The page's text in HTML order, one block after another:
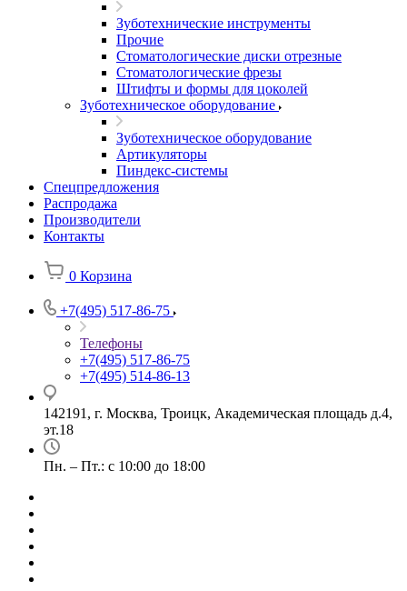
Зуботехнические инструменты
Прочие
Стоматологические диски отрезные
Стоматологические фрезы
Штифты и формы для цоколей
Зуботехническое оборудование
Зуботехническое оборудование
Артикуляторы
Пиндекс-системы
Спецпредложения
Распродажа
Производители
Контакты
0 Корзина
+7(495) 517-86-75
Телефоны
+7(495) 517-86-75
+7(495) 514-86-13
142191, г. Москва, Троицк, Академическая площадь д.4,
эт.18
Пн. – Пт.: с 10:00 до 18:00